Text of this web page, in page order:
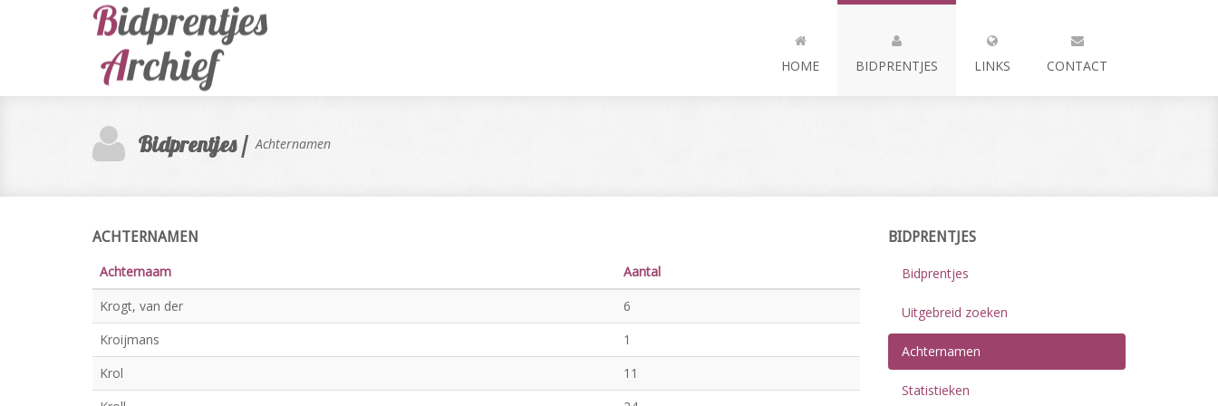
HOME BIDPRENTJES LINKS CONTACT
Bidprentjes / Achternamen
ACHTERNAMEN
Achternaam
Aantal
Krogt, van der
6
Kroijmans
1
Krol
11
BIDPRENTJES
Bidprentjes
Uitgebreid zoeken
Achternamen
Statistieken